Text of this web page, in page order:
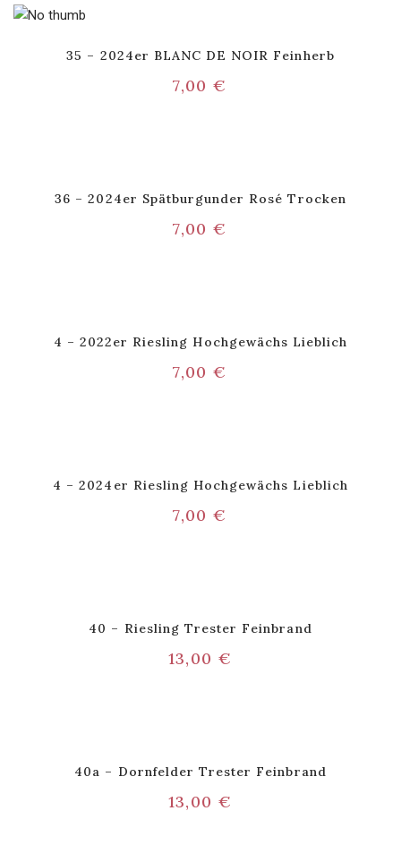
35 – 2024er BLANC DE NOIR Feinherb
7,00€
36 – 2024er Spätburgunder Rosé Trocken
7,00€
4 – 2022er Riesling Hochgewächs Lieblich
7,00€
4 – 2024er Riesling Hochgewächs Lieblich
7,00€
40 – Riesling Trester Feinbrand
13,00 €
40a – Dornfelder Trester Feinbrand
13,00 €